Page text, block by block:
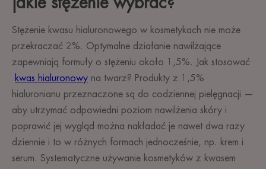
Stężenie kwasu hialuronowego w kosmetykach nie może
przekraczać 2%. Optymalne działanie nawilżające
zapewniają formuły o stężeniu około 1,5%. Jak stosować
kwas hialuronowy na twarz? Produkty z 1,5%
hialuronianu przeznaczone są do codziennej pielęgnacji —
aby utrzymać odpowiedni poziom nawilżenia skóry i
poprawić jej wygląd można nakładać je nawet dwa razy
dziennie i to w różnych formach jednocześnie, np. krem i
serum. Systematyczne używanie kosmetyków z kwasem